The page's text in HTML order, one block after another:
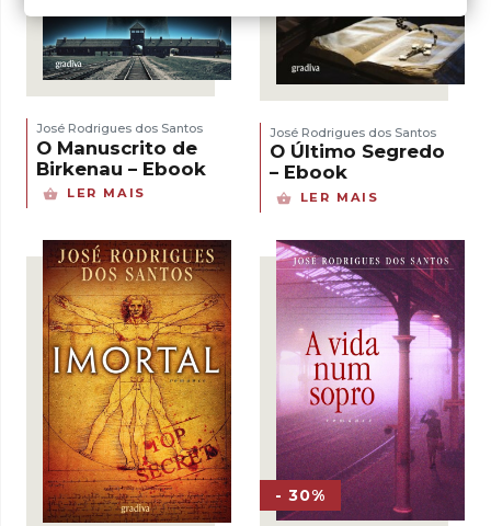
José Rodrigues dos Santos
O Manuscrito de
Birkenau – Ebook
LER MAIS
José Rodrigues dos Santos
O Último Segredo
– Ebook
LER MAIS
- 30%